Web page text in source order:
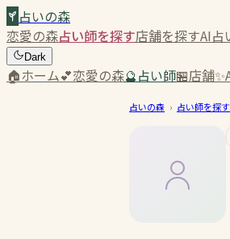
占いの森
恋愛の森占い師を探す店舗を探すAI占
Dark
🏠ホーム💕恋愛の森🔮占い師🏪店舗✨
占いの森 › 占い師を探す